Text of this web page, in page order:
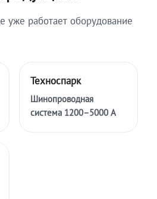
уже работает оборудование
Техноспарк
Шинопроводная
система 1200–5000 А